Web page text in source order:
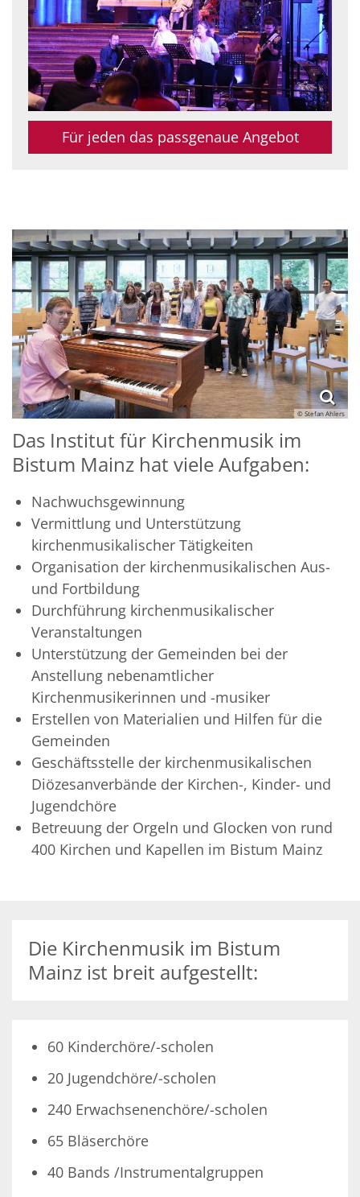
Für jeden das passgenaue Angebot
© Stefan Ahlers
Das Institut für Kirchenmusik im
Bistum Mainz hat viele Aufgaben:
Nachwuchsgewinnung
Vermittlung und Unterstützung
kirchenmusikalischer Tätigkeiten
Organisation der kirchenmusikalischen Aus-
und Fortbildung
Durchführung kirchenmusikalischer
Veranstaltungen
Unterstützung der Gemeinden bei der
Anstellung nebenamtlicher
Kirchenmusikerinnen und -musiker
Erstellen von Materialien und Hilfen für die
Gemeinden
Geschäftsstelle der kirchenmusikalischen
Diözesanverbände der Kirchen-, Kinder- und
Jugendchöre
Betreuung der Orgeln und Glocken von rund
400 Kirchen und Kapellen im Bistum Mainz
Die Kirchenmusik im Bistum
Mainz ist breit aufgestellt:
60 Kinderchöre/-scholen
20 Jugendchöre/-scholen
240 Erwachsenenchöre/-scholen
65 Bläserchöre
40 Bands /Instrumentalgruppen